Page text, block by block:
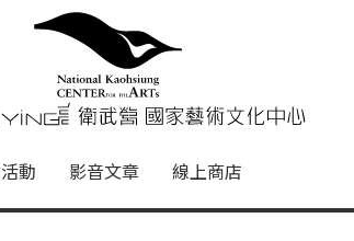
營國家藝術文
動 影音文章 線上商店